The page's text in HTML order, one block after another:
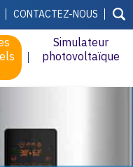
CONTACTEZ-NOUS
Simulateur
photovoltaïque